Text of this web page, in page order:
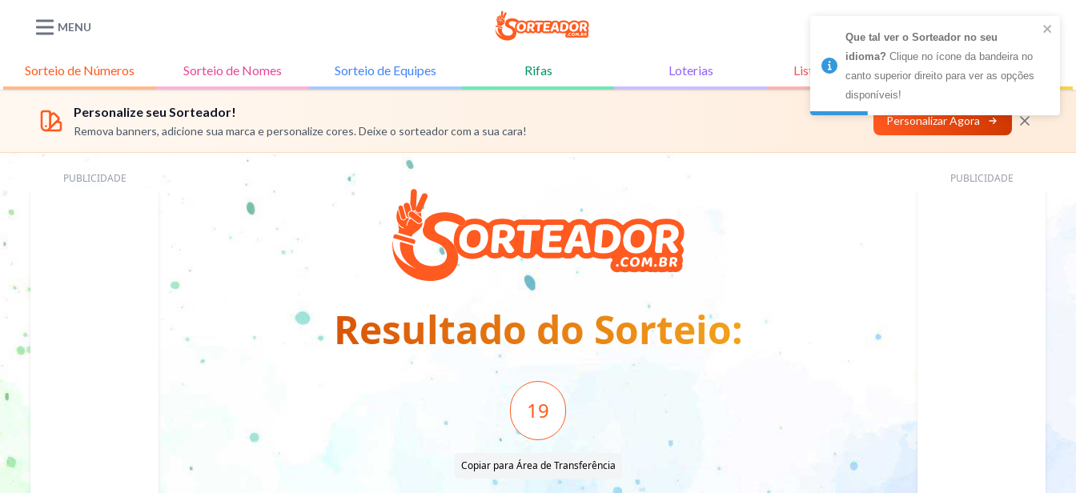
MENU
Sorteio deNúmeros Sorteio deNomes Sorteio deEquipes Rifas Loterias Listas Conectadas Personalizar
Personalize seu Sorteador!
Remova banners, adicione sua marca e personalize cores. Deixe o sorteador com a sua cara!
Personalizar Agora
PUBLICIDADE
Resultado do Sorteio:
19
Copiar para Área de Transferência
PUBLICIDADE
Que tal ver o Sorteador no seu
idioma? Clique no ícone da bandeira no
canto superior direito para ver as opções
disponíveis!